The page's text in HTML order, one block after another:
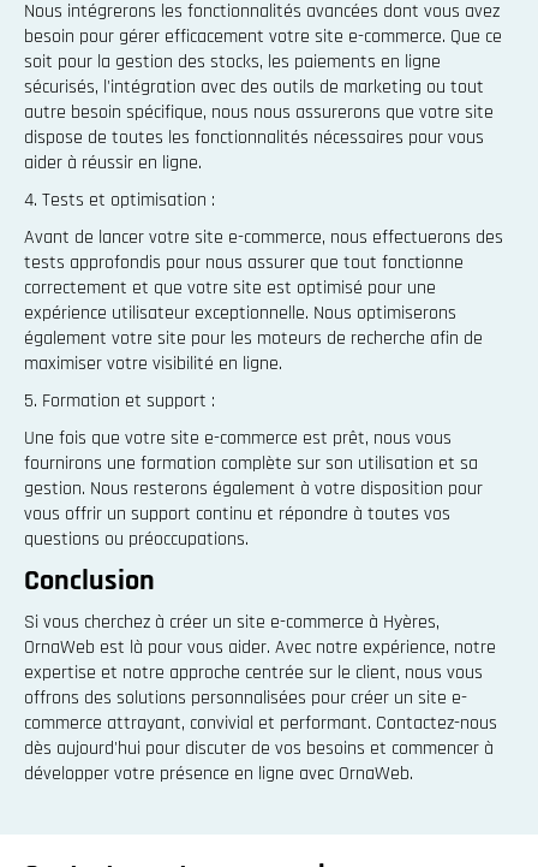
Nous intégrerons les fonctionnalités avancées dont vous avez
besoin pour gérer efficacement votre site e-commerce. Que ce
soit pour la gestion des stocks, les paiements en ligne
sécurisés, l'intégration avec des outils de marketing ou tout
autre besoin spécifique, nous nous assurerons que votre site
dispose de toutes les fonctionnalités nécessaires pour vous
aider à réussir en ligne.
4. Tests et optimisation :
Avant de lancer votre site e-commerce, nous effectuerons des
tests approfondis pour nous assurer que tout fonctionne
correctement et que votre site est optimisé pour une
expérience utilisateur exceptionnelle. Nous optimiserons
également votre site pour les moteurs de recherche afin de
maximiser votre visibilité en ligne.
5. Formation et support :
Une fois que votre site e-commerce est prêt, nous vous
fournirons une formation complète sur son utilisation et sa
gestion. Nous resterons également à votre disposition pour
vous offrir un support continu et répondre à toutes vos
questions ou préoccupations.
Conclusion
Si vous cherchez à créer un site e-commerce à Hyères,
OrnaWeb est là pour vous aider. Avec notre expérience, notre
expertise et notre approche centrée sur le client, nous vous
offrons des solutions personnalisées pour créer un site e-
commerce attrayant, convivial et performant. Contactez-nous
dès aujourd'hui pour discuter de vos besoins et commencer à
développer votre présence en ligne avec OrnaWeb.